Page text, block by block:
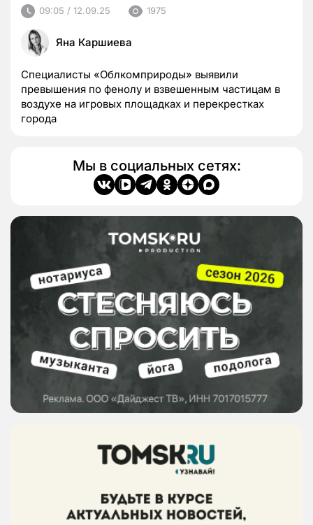
09:05 / 12.09.25 1975
Яна Каршиева
Специалисты «Облкомприроды» выявили
превышения по фенолу и взвешенным частицам в
воздухе на игровых площадках и перекрестках
города
Мы в социальных сетях: